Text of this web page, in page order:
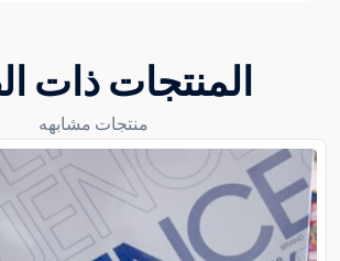
المنتجات ذات
منتجات مشابهه